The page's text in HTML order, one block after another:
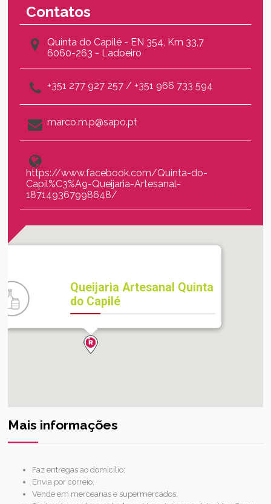
Contatos
Quinta do Capilé - EN 354, Km 33,7
6060-263 - Ladoeiro
+351 277 927 257 / +351 966 733 594
marco.m.p@sapo.pt
https://www.facebook.com/Quinta-do-
Capil%C3%A9-Queijaria-Artesanal-
187149367998648/
Queijaria Artesanal Quinta
do Capilé
Mais informações
Faz entregas ao domicílio;
Envia por correio;
Vende em mercearias e supermercados;